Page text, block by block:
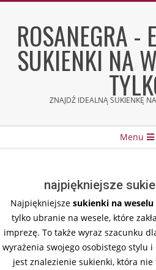
contentROSANEGRA -
SUKIENKI NA
ZNAJDŹ IDEALNĄ SUKIENKĘ
Menu
najpiękniejsze
Najpiękniejsze sukienki na weselu
tylko ubranie na wesele, które
imprezę. To także wyraz szacunku
wyrażenia swojego osobistego stylu
jest znalezienie sukienki, która